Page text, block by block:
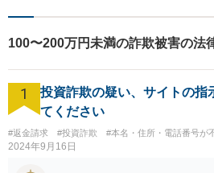
100〜200万円未満の詐欺被害の法
1
投資詐欺の疑い、サイトの指
てください
#返金請求 #投資詐欺 #本名・住所・電話番号が
2024年9月16日